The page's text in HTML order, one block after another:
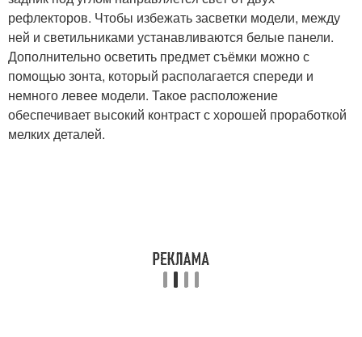
рефлекторов. Чтобы избежать засветки модели, между
ней и светильниками устанавливаются белые панели.
Дополнительно осветить предмет съёмки можно с
помощью зонта, который располагается спереди и
немного левее модели. Такое расположение
обеспечивает высокий контраст с хорошей проработкой
мелких деталей.